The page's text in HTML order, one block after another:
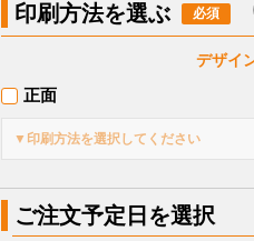
印刷方法を選ぶ
デザイ
正面
▼印刷方法を選択してください
ご注文予定日を選択